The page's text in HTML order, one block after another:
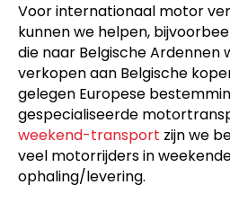
Voor internationaal motor
kunnen we helpen,
die naar Belgische Ardennen
verkopen aan Belgische
gelegen Europese
gespecialiseerde
weekend-transport zijn we
veel motorrijders in
ophaling/levering.